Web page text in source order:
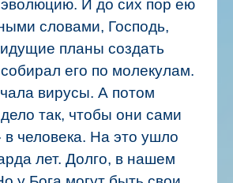
эволюцию. И до сих пор ею
словами, Господь,
планы создать
его по молекулам.
вирусы. А потом
так, чтобы они сами
человека. На это ушло
лет. Долго, в нашем